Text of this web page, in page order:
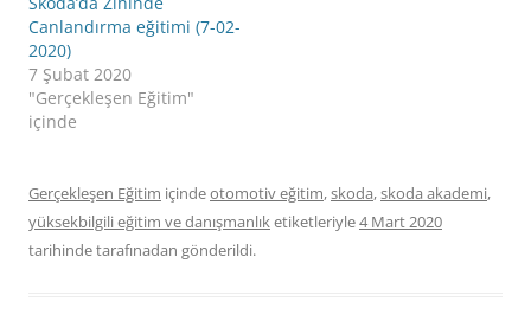
Canlandırma eğitimi (7-02-
2020)
7 Şubat 2020
"Gerçekleşen Eğitim"
içinde
Gerçekleşen Eğitim içindeotomotiv eğitim,skoda,skoda akademi,
yüksekbilgili eğitim ve danışmanlıketiketleriyle4 Mart 2020
tarihindetarafınadan gönderildi.